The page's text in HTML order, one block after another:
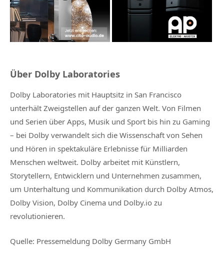
Über Dolby Laboratories
Dolby Laboratories mit Hauptsitz in San Francisco
unterhält Zweigstellen auf der ganzen Welt. Von Filmen
und Serien über Apps, Musik und Sport bis hin zu Gaming
– bei Dolby verwandelt sich die Wissenschaft von Sehen
und Hören in spektakuläre Erlebnisse für Milliarden
Menschen weltweit. Dolby arbeitet mit Künstlern,
Storytellern, Entwicklern und Unternehmen zusammen,
um Unterhaltung und Kommunikation durch Dolby Atmos,
Dolby Vision, Dolby Cinema und Dolby.io zu
revolutionieren.
Quelle: Pressemeldung Dolby Germany GmbH